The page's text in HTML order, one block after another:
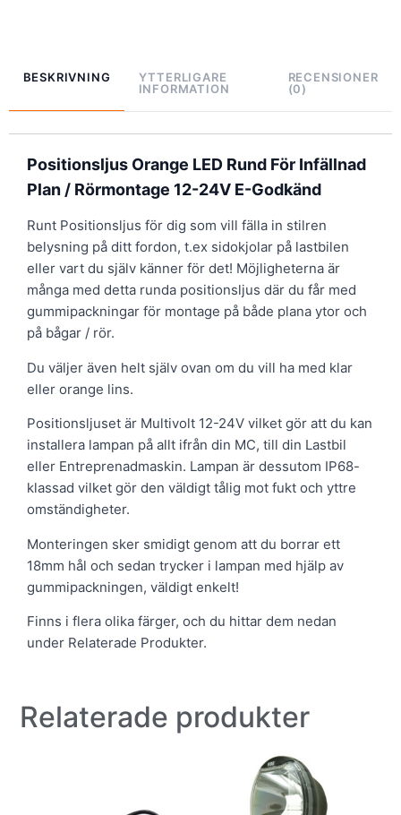
BESKRIVNING
YTTERLIGARE
INFORMATION
RECENSIONER
(0)
Positionsljus Orange LED Rund För Infällnad
Plan / Rörmontage 12-24V E-Godkänd
Runt Positionsljus för dig som vill fälla in stilren
belysning på ditt fordon, t.ex sidokjolar på lastbilen
eller vart du själv känner för det! Möjligheterna är
många med detta runda positionsljus där du får med
gummipackningar för montage på både plana ytor och
på bågar / rör.
Du väljer även helt själv ovan om du vill ha med klar
eller orange lins.
Positionsljuset är Multivolt 12-24V vilket gör att du kan
installera lampan på allt ifrån din MC, till din Lastbil
eller Entreprenadmaskin. Lampan är dessutom IP68-
klassad vilket gör den väldigt tålig mot fukt och yttre
omständigheter.
Monteringen sker smidigt genom att du borrar ett
18mm hål och sedan trycker i lampan med hjälp av
gummipackningen, väldigt enkelt!
Finns i flera olika färger, och du hittar dem nedan
under Relaterade Produkter.
Relaterade produkter